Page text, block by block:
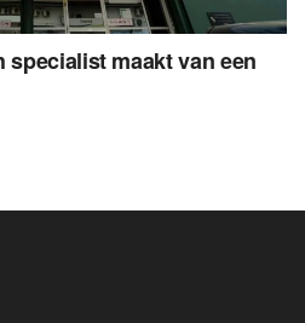
specialist maakt van een